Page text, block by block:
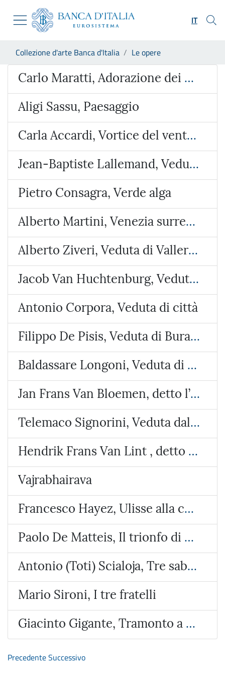
Skip to Main Content
Vai al sito istituzionale
Vai al menu di navigazione
Vai alla ricerca
Vai al footer
IT
Collezione d'arte Banca d'Italia Le opere
Opera
Carlo Maratti, Adorazione dei Magi
Aligi Sassu, Paesaggio
Carla Accardi, Vortice del vento verde
Jean-Baptiste Lallemand, Veduta ideata con l’Arco di Giano e San Giorgio al Velabro
Pietro Consagra, Verde alga
Alberto Martini, Venezia surreale
Alberto Ziveri, Veduta di Vallerano
Jacob Van Huchtenburg, Veduta di Piazza Colonna
Antonio Corpora, Veduta di città
Filippo De Pisis, Veduta di Burano
Baldassare Longoni, Veduta di Arosio (Brianza)
Jan Frans Van Bloemen, detto l’Orizzonte, Veduta del castello di Lunghezza
Telemaco Signorini, Veduta dalla costa di Riomaggiore
Hendrik Frans Van Lint , detto lo Studio, Veduta con due paesi e un tempietto circolare
Vajrabhairava
Francesco Hayez, Ulisse alla corte di Alcinoo re dei Feaci
Paolo De Matteis, Il trionfo di Galatea
Antonio (Toti) Scialoja, Tre sabbie
Mario Sironi, I tre fratelli
Giacinto Gigante, Tramonto a Bacoli
PrecedenteSuccessivo